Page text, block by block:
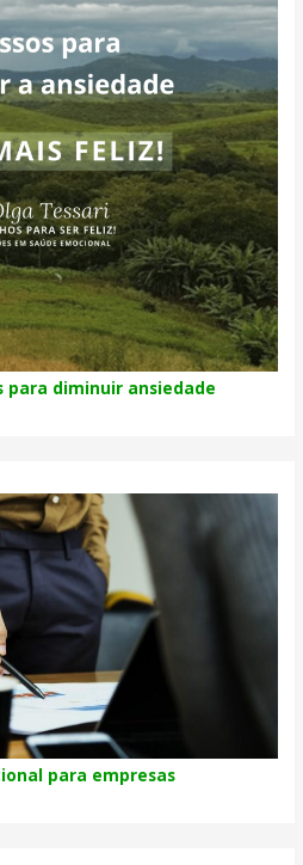
para diminuir ansiedade
para empresas